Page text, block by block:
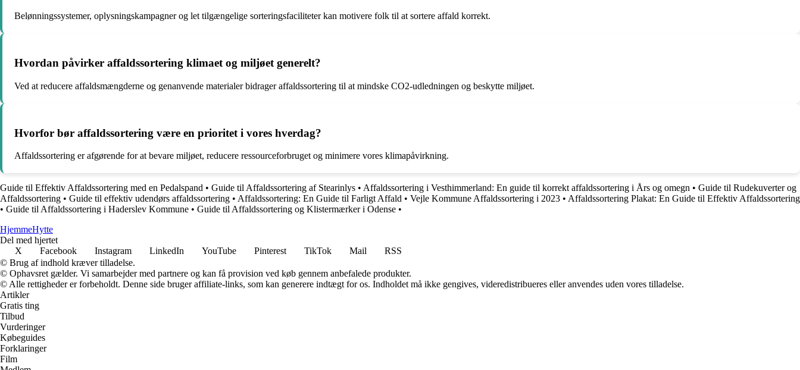
Belønningssystemer, oplysningskampagner og let tilgængelige sorteringsfaciliteter kan motivere folk til at sortere affald korrekt.
Hvordan påvirker affaldssortering klimaet og miljøet generelt?
Ved at reducere affaldsmængderne og genanvende materialer bidrager affaldssortering til at mindske CO2-udledningen og beskytte miljøet.
Hvorfor bør affaldssortering være en prioritet i vores hverdag?
Affaldssortering er afgørende for at bevare miljøet, reducere ressourceforbruget og minimere vores klimapåvirkning.
Guide til Effektiv Affaldssortering med en Pedalspand • Guide til Affaldssortering af Stearinlys • Affaldssortering i Vesthimmerland: En guide til korrekt affaldssortering i Års og omegn • Guide til Rudekuverter og
Affaldssortering • Guide til effektiv udendørs affaldssortering • Affaldssortering: En Guide til Farligt Affald • Vejle Kommune Affaldssortering i 2023 • Affaldssortering Plakat: En Guide til Effektiv Affaldssortering
• Guide til Affaldssortering i Haderslev Kommune • Guide til Affaldssortering og Klistermærker i Odense •
HjemmeHytte
Del med hjertet
X
Facebook Instagram LinkedIn YouTube Pinterest TikTok Mail
RSS
© Brug af indhold kræver tilladelse.
© Ophavsret gælder. Vi samarbejder med partnere og kan få provision ved køb gennem anbefalede produkter.
© Alle rettigheder er forbeholdt. Denne side bruger affiliate-links, som kan generere indtægt for os. Indholdet må ikke gengives, videredistribueres eller anvendes uden vores tilladelse.
Artikler
Gratis ting
Tilbud
Vurderinger
Købeguides
Forklaringer
Film